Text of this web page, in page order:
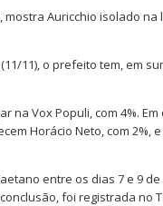
Auricchio isolado na
11), o prefeito tem, em
na Vox Populi, com 4%.
Horácio Neto, com 2%,
entre os dias 7 e 9
foi registrada no